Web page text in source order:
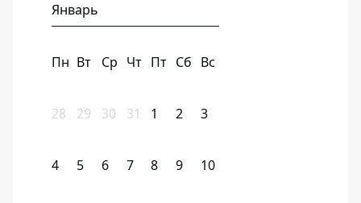
Январь
Пн Вт Ср Чт Пт Сб Вс
28 29 30 31 1 2 3
4 5 6 7 8 9 10